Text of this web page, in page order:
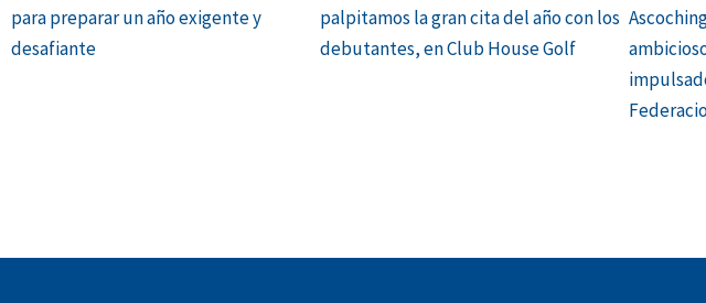
para preparar un año exigente y
desafiante
palpitamos la gran cita del año con los
debutantes, en Club House Golf